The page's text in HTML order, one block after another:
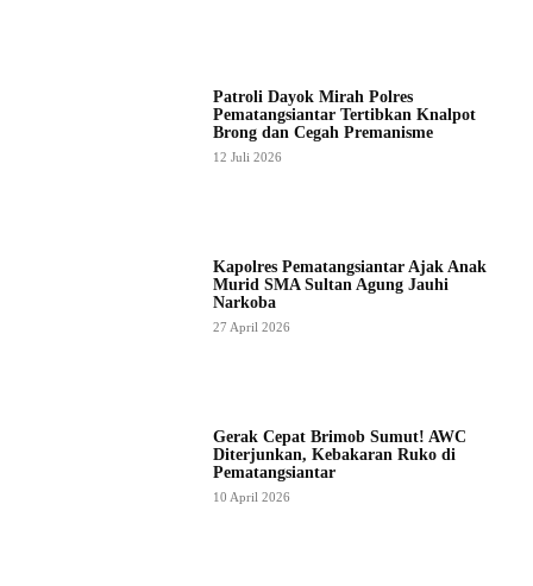
Patroli Dayok Mirah Polres
Pematangsiantar Tertibkan Knalpot
Brong dan Cegah Premanisme
12 Juli 2026
Kapolres Pematangsiantar Ajak Anak
Murid SMA Sultan Agung Jauhi
Narkoba
27 April 2026
Gerak Cepat Brimob Sumut! AWC
Diterjunkan, Kebakaran Ruko di
Pematangsiantar
10 April 2026